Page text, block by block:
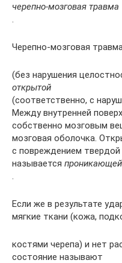
черепно-мозговая травма
.
Черепно-мозговая
(без нарушения
открытой
(соответственно, с
Между внутренней
собственно мозговым
мозговая оболочка.
с повреждением
называется проникающей
.
Если же в результате
мягкие ткани (кожа,
костями черепа) и нет
состояние называют